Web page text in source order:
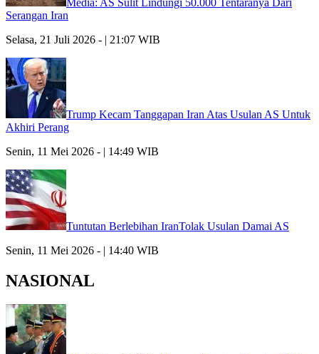
Serangan Iran
Selasa, 21 Juli 2026 - | 21:07 WIB
Trump Kecam Tanggapan Iran Atas Usulan AS Untuk
Akhiri Perang
Senin, 11 Mei 2026 - | 14:49 WIB
Tuntutan Berlebihan IranTolak Usulan Damai AS
Senin, 11 Mei 2026 - | 14:40 WIB
NASIONAL